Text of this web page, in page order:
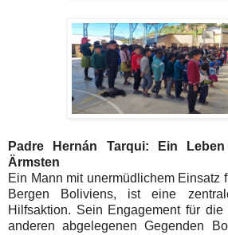
Padre Hernán Tarqui: Ein
Ärmsten
Ein Mann mit unermüdlichem Einsatz
Bergen Boliviens, ist eine
Hilfsaktion. Sein Engagement für
anderen abgelegenen Gegenden